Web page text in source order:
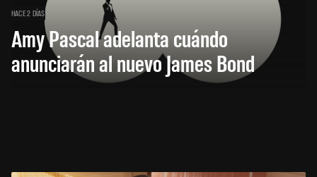
HACE 2 DÍAS
Amy Pascal adelanta cuándo
anunciarán al nuevo James Bond